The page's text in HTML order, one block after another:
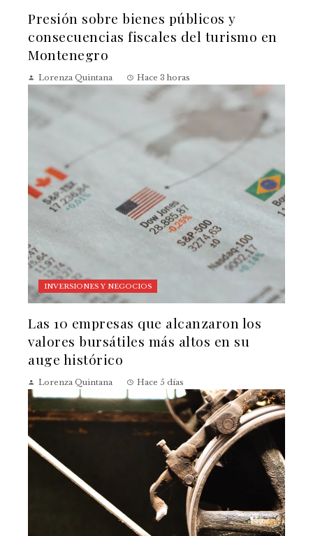
Presión sobre bienes públicos y
consecuencias fiscales del turismo en
Montenegro
Lorenza Quintana Hace 3 horas
INVERSIONES Y NEGOCIOS
Las 10 empresas que alcanzaron los
valores bursátiles más altos en su
auge histórico
Lorenza Quintana Hace 5 días